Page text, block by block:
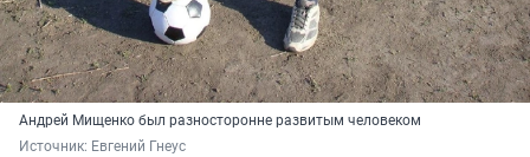
Андрей Мищенко был разносторонне развитым человеком
Источник: Евгений Гнеус